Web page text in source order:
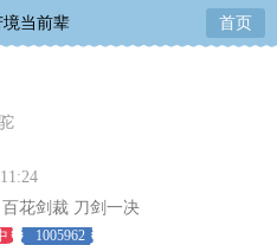
当前辈 首页
花剑裁 刀剑一决
1005962